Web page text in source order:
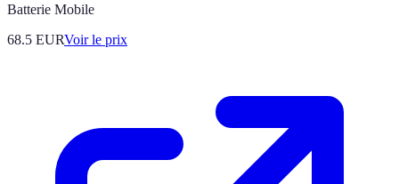
Batterie Mobile
68.5 EURVoir le prix